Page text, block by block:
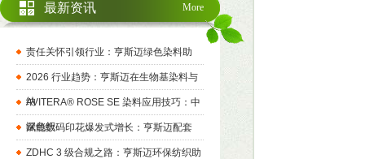
More
最新资讯
责任关怀引领行业：亨斯迈绿色染料助
2026 行业趋势：亨斯迈在生物基染料与
纳
AVITERA® ROSE SE 染料应用技巧：中
深色织
赋能数码印花爆发式增长：亨斯迈配套
ZDHC 3 级合规之路：亨斯迈环保纺织助